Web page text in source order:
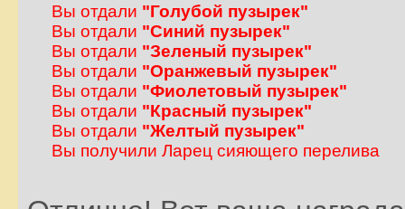
Вы отдали "Голубой пузырек"
Вы отдали "Синий пузырек"
Вы отдали "Зеленый пузырек"
Вы отдали "Оранжевый пузырек"
Вы отдали "Фиолетовый пузырек"
Вы отдали "Красный пузырек"
Вы отдали "Желтый пузырек"
Вы получили Ларец сияющего перелива